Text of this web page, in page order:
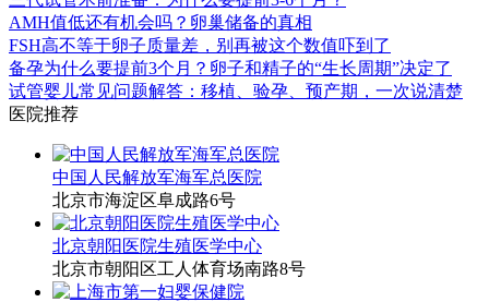
AMH值低还有机会吗？卵巢储备的真相
FSH高不等于卵子质量差，别再被这个数值吓到了
备孕为什么要提前3个月？卵子和精子的“生长周期”决定了
试管婴儿常见问题解答：移植、验孕、预产期，一次说清楚
医院推荐
中国人民解放军海军总医院
北京市海淀区阜成路6号
北京朝阳医院生殖医学中心
北京市朝阳区工人体育场南路8号